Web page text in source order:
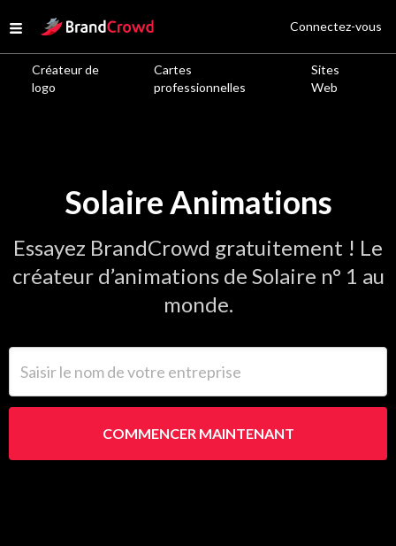
Open menu
Site Logo
Créateur de
logo
Cartes
professionnelles
Sites
Web
Connectez-vous
Solaire Animations
Essayez BrandCrowd gratuitement ! Le
créateur d’animations de Solaire n° 1 au
monde.
COMMENCER MAINTENANT